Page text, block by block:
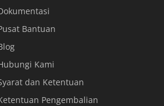
Bantuan
Kami
dan Ketentuan
Pengembalian